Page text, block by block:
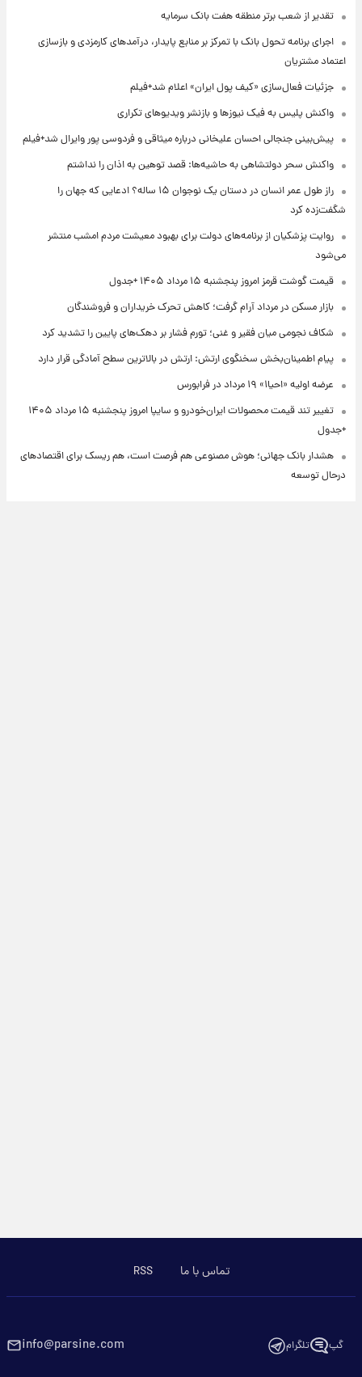
تقدیر از شعب برتر منطقه هفت بانک سرمایه
اجرای برنامه تحول بانک با تمرکز بر منابع پایدار، درآمدهای کارمزدی و بازسازی
اعتماد مشتریان
جزئیات فعال‌سازی «کیف پول ایران» اعلام شد+فیلم
واکنش پلیس به فیک نیوزها و بازنشر ویدیوهای تکراری
پیش‌بینی جنجالی احسان علیخانی درباره میثاقی و فردوسی پور وایرال شد+فیلم
واکنش سحر دولتشاهی به حاشیه‌ها: قصد توهین به اذان را نداشتم
راز طول عمر انسان در دستان یک نوجوان ۱۵ ساله؟ ادعایی که جهان را
شگفت‌زده کرد
روایت پزشکیان از برنامه‌های دولت برای بهبود معیشت مردم امشب منتشر
می‌شود
قیمت گوشت قرمز امروز پنجشنبه ۱۵ مرداد ۱۴۰۵ +جدول
بازار مسکن در مرداد آرام گرفت؛ کاهش تحرک خریداران و فروشندگان
شکاف نجومی میان فقیر و غنی؛ تورم فشار بر دهک‌های پایین را تشدید کرد
پیام اطمینان‌بخش سخنگوی ارتش: ارتش در بالاترین سطح آمادگی قرار دارد
عرضه اولیه «احیا۱» ۱۹ مرداد در فرابورس
تغییر تند قیمت محصولات ایران‌خودرو و سایپا امروز پنجشنبه ۱۵ مرداد ۱۴۰۵
+جدول
هشدار بانک جهانی؛ هوش مصنوعی هم فرصت است، هم ریسک برای اقتصادهای
درحال توسعه
تماس با ما RSS
گپ تلگرام info@parsine.com